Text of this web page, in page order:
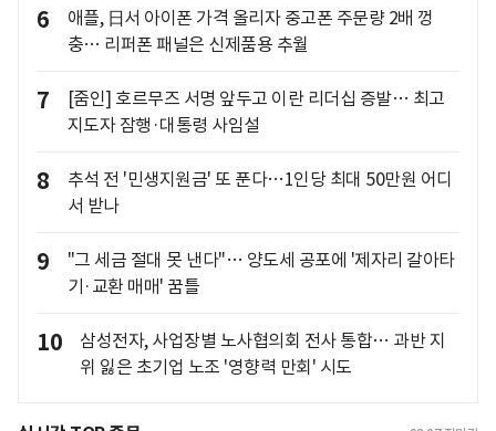
6
애플, 日서 아이폰 가격 올리자 중고폰 주문량 2배 껑
충… 리퍼폰 패널은 신제품용 추월
7
[줌인] 호르무즈 서명 앞두고 이란 리더십 증발… 최고
지도자 잠행·대통령 사임설
8
추석 전 '민생지원금' 또 푼다…1인당 최대 50만원 어디
서 받나
9
"그 세금 절대 못 낸다"… 양도세 공포에 '제자리 갈아타
기·교환 매매' 꿈틀
10
삼성전자, 사업장별 노사협의회 전사 통합… 과반 지
위 잃은 초기업 노조 '영향력 만회' 시도